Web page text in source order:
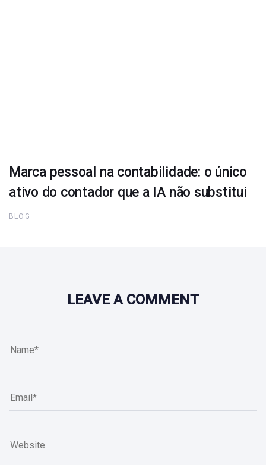
Marca pessoal na contabilidade: o único
ativo do contador que a IA não substitui
BLOG
LEAVE A COMMENT